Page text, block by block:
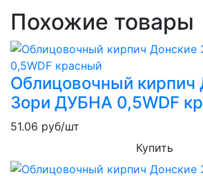
Похожие товары
Облицовочный кирпич
Зори ДУБНА 0,5WDF
51.06 руб/шт
Купить